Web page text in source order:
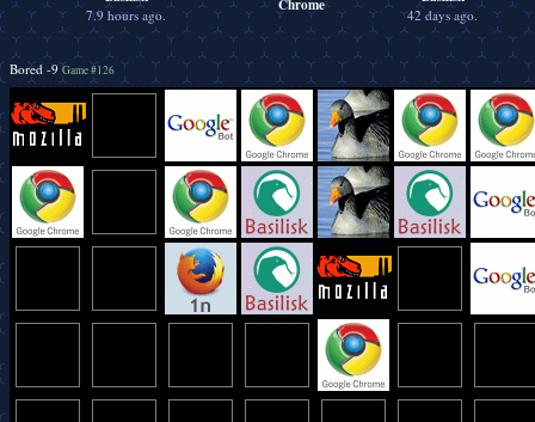
7.9 hours ago.
Chrome
42 days ago.
Bored -9Game #126